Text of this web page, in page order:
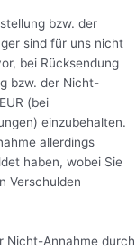
bzw. der
sind für uns nicht
bei Rücksendung
bzw. der Nicht-
(bei
einzubehalten.
allerdings
haben, wobei Sie
Verschulden
Nicht-Annahme durch